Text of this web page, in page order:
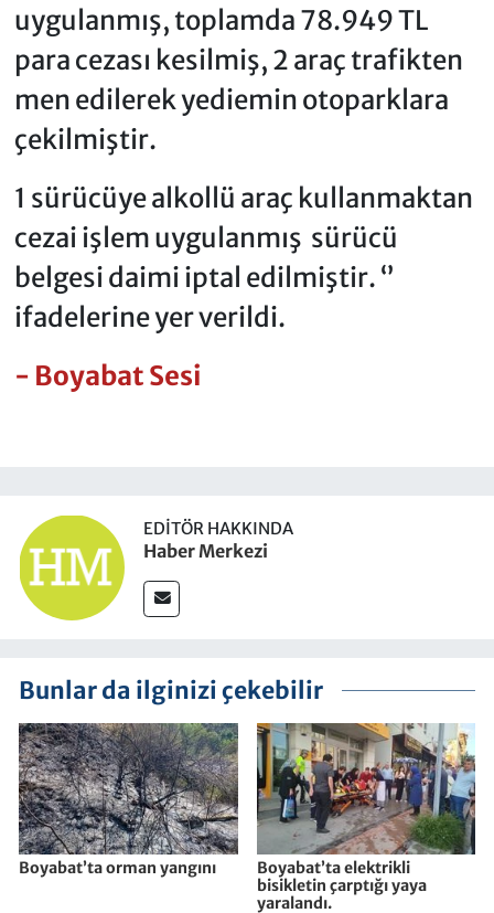
uygulanmış, toplamda 78.949 TL
para cezası kesilmiş, 2 araç trafikten
men edilerek yediemin otoparklara
çekilmiştir.
1 sürücüye alkollü araç kullanmaktan
cezai işlem uygulanmış sürücü
belgesi daimi iptal edilmiştir. ‘’
ifadelerine yer verildi.
- Boyabat Sesi
EDITÖR HAKKINDA
Haber Merkezi
Bunlar da ilginizi çekebilir
Boyabat’ta orman yangını
Boyabat’ta elektrikli
bisikletin çarptığı yaya
yaralandı.